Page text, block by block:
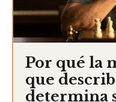
Por qué la
que
determina